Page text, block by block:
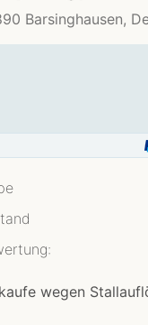
Barsinghausen,
wegen